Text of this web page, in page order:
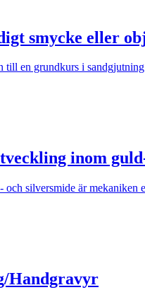
smycke eller
en grundkurs i
inom
silversmide är
Handgravyr